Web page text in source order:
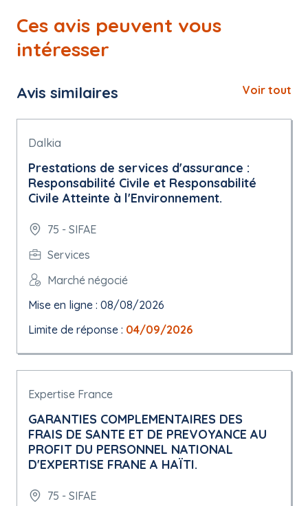
Ces avis peuvent vous
intéresser
Avis similaires Voir tout
Dalkia
Prestations de services d'assurance :
Responsabilité Civile et Responsabilité
Civile Atteinte à l'Environnement.
75 - SIFAE
Services
Marché négocié
Mise en ligne : 08/08/2026
Limite de réponse : 04/09/2026
Expertise France
GARANTIES COMPLEMENTAIRES DES
FRAIS DE SANTE ET DE PREVOYANCE AU
PROFIT DU PERSONNEL NATIONAL
D'EXPERTISE FRANE A HAÏTI.
75 - SIFAE